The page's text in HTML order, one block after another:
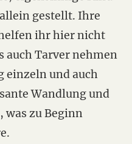
gestellt. Ihre
ihr hier nicht
auch Tarver nehmen
einzeln und auch
Wandlung und
was zu Beginn